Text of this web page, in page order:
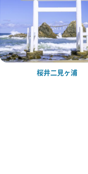
桜井二見ヶ浦